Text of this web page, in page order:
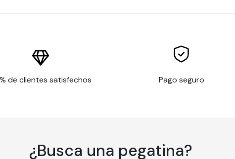
de clientes satisfechos Pago seguro
¿Busca una pegatina?